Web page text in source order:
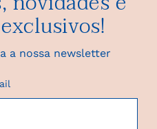
a nossa newsletter